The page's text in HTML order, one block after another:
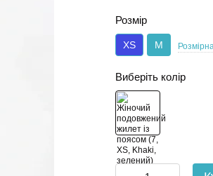
Розмір
XS M
Виберіть колір